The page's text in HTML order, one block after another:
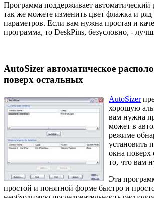
Программа поддерживает
так же можете изменить цвет флажка и ряд
параметров. Если вам нужна простая и
программа, то DeskPins, безусловно, -
AutoSizer автоматическое
поверх остальных
AutoSizer
хорошую
вам нужна
может в
режиме
установить
окна поверх
то, что вам
Эта
простой и понятной форме быстро и